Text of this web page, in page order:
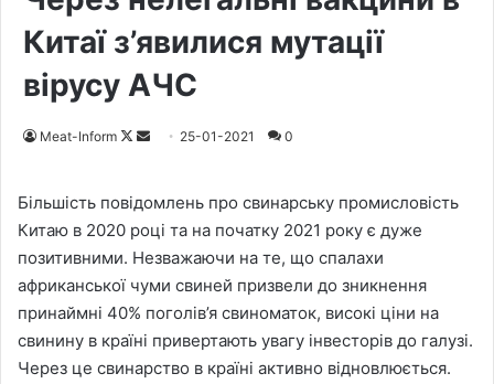
Китаї з’явилися мутації
вірусу АЧС
Meat-Inform
F
o
w
o
n
X
a
n
e
m
a
i
25-01-2021 0
Більшість повідомлень про свинарську промисловість
Китаю в 2020 році та на початку 2021 року є дуже
позитивними. Незважаючи на те, що спалахи
африканської чуми свиней призвели до зникнення
принаймні 40% поголів’я свиноматок, високі ціни на
свинину в країні привертають увагу інвесторів до галузі.
Через це свинарство в країні активно відновлюється.